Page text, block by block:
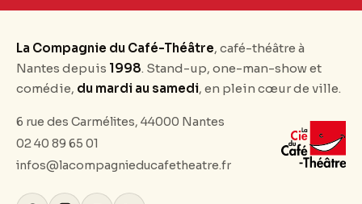
La Compagnie du Café-Théâtre, café-théâtre à
Nantes depuis 1998. Stand-up, one-man-show et
comédie, du mardi au samedi, en plein cœur de ville.
6 rue des Carmélites, 44000 Nantes
02 40 89 65 01
infos@lacompagnieducafetheatre.fr